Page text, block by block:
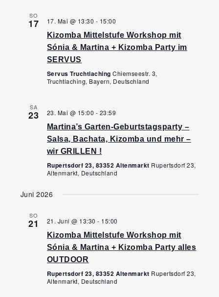
SO
17 17. Mai @ 13:30 - 15:00
Kizomba Mittelstufe Workshop mit
Sónia & Martina + Kizomba Party im
SERVUS
Servus TruchtlachingChiemseestr. 3,
Truchtlaching, Bayern, Deutschland
SA
23 23. Mai @ 15:00 - 23:59
Martina’s Garten-Geburtstagsparty –
Salsa, Bachata, Kizomba und mehr –
wir GRILLEN !
Rupertsdorf 23, 83352 Altenmarkt Rupertsdorf 23,
Altenmarkt, Deutschland
Juni 2026
SO
21 21. Juni @ 13:30 - 15:00
Kizomba Mittelstufe Workshop mit
Sónia & Martina + Kizomba Party alles
OUTDOOR
Rupertsdorf 23, 83352 Altenmarkt Rupertsdorf 23,
Altenmarkt, Deutschland